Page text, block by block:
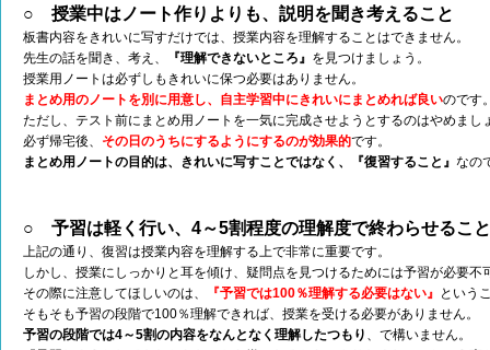
○ 授業中はノート作りよりも、説明を聞き考えること
板書内容をきれいに写すだけでは、授業内容を理解することはできません。
先生の話を聞き、考え、
『理解できないところ』 を見つけましょう。
授業用ノートは必ずしもきれいに保つ必要はありません。
まとめ用のノートを別に用意し、自主学習中にきれいにまとめれば良いのです
ただし、テスト前にまとめ用ノートを一気に完成させようとするのはやめまし
必ず帰宅後、 その日のうちにするようにするのが効果的です。
まとめ用ノートの目的は、きれいに写すことではなく、『復習すること』 なの
○ 予習は軽く行い、4～5割程度の理解度で終わらせること
上記の通り、復習は授業内容を理解する上で非常に重要です。
しかし、授業にしっかりと耳を傾け、疑問点を見つけるためには予習が必要不
その際に注意してほしいのは、
『予習では100％理解する必要はない』 という
そもそも予習の段階で100％理解できれば、授業を受ける必要がありません。
予習の段階では4～5割の内容をなんとなく理解したつもり 、で構いません。